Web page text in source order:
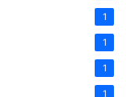
1
1
1
1